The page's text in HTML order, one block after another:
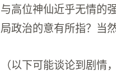
与高位神仙近乎无情的
局政治的意有所指？当
（以下可能谈论到剧情